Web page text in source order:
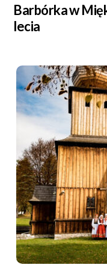
Barbórka w
lecia